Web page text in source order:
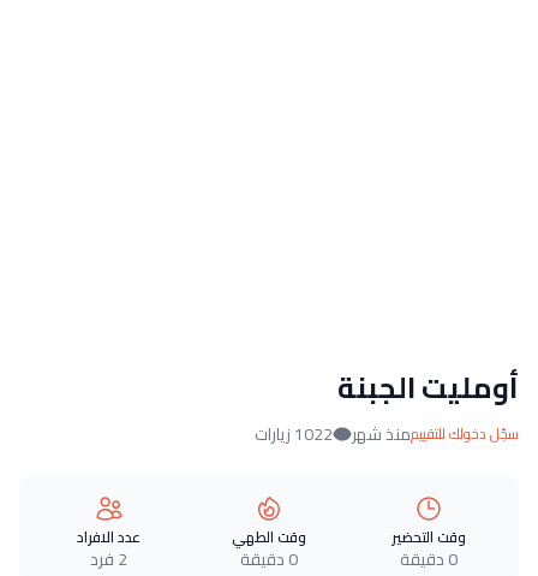
أومليت الجبنة
سجّل دخولك للتقييممنذ شهر 1022 زيارات
وقت التحضير
0 دقيقة
وقت الطهي
0 دقيقة
عدد الافراد
2 فرد